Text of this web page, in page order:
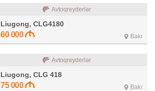
Avtoqreyderlər
Liugong, CLG4180
60 000 Bakı
Avtoqreyderlər
Liugong, CLG 418
75 000 Bakı